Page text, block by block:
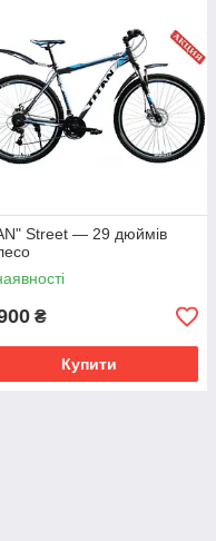
Street — 29 дюймів
₴
Купити